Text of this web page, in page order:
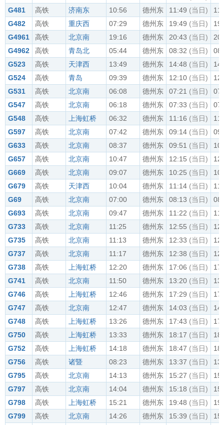
G481
高铁 济南东 10:56 德州东 11:49 (当日)
G482
高铁 重庆西 07:29 德州东 19:49 (当日)
G4961
高铁 北京南 19:16 德州东 20:43 (当日)
G4962
高铁 青岛北 05:44 德州东 08:32 (当日)
G523
高铁 天津西 13:49 德州东 14:48 (当日)
G524
高铁 青岛 09:39 德州东 12:10 (当日)
G531
高铁 北京南 06:08 德州东 07:21 (当日)
G547
高铁 北京南 06:18 德州东 07:33 (当日)
G548
高铁 上海虹桥 06:32 德州东 11:16 (当日)
G597
高铁 北京南 07:42 德州东 09:14 (当日)
G633
高铁 北京南 08:37 德州东 09:51 (当日)
G657
高铁 北京南 10:47 德州东 12:15 (当日)
G669
高铁 北京南 09:07 德州东 10:25 (当日)
G679
高铁 天津西 10:04 德州东 11:14 (当日)
G69
高铁 北京南 07:00 德州东 08:13 (当日)
G693
高铁 北京南 09:47 德州东 11:22 (当日)
G733
高铁 北京南 11:25 德州东 12:55 (当日)
G735
高铁 北京南 11:13 德州东 12:33 (当日)
G737
高铁 北京南 11:17 德州东 12:38 (当日)
G738
高铁 上海虹桥 12:20 德州东 17:06 (当日)
G741
高铁 北京南 11:50 德州东 13:20 (当日)
G746
高铁 上海虹桥 12:46 德州东 17:29 (当日)
G747
高铁 北京南 12:47 德州东 14:03 (当日)
G748
高铁 上海虹桥 13:26 德州东 17:43 (当日)
G750
高铁 上海虹桥 13:33 德州东 18:17 (当日)
G752
高铁 上海虹桥 14:18 德州东 18:47 (当日)
G756
高铁 诸暨 08:23 德州东 13:37 (当日)
G795
高铁 北京南 14:13 德州东 15:27 (当日)
G797
高铁 北京南 14:04 德州东 15:18 (当日)
G798
高铁 上海虹桥 15:21 德州东 19:48 (当日)
G799
高铁 北京南 14:26 德州东 15:39 (当日)